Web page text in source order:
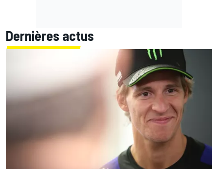
Dernières actus